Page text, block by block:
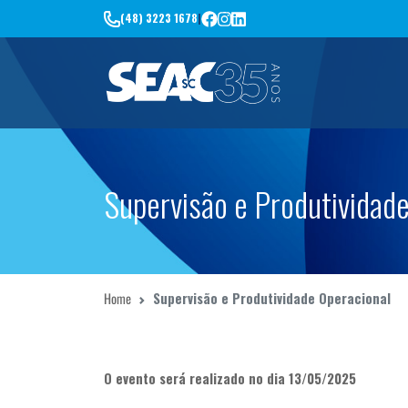
(48) 3223 1678|
Supervisão e
Home Supervisão e Produtividade Operacional
O evento será realizado no dia 13/05/2025